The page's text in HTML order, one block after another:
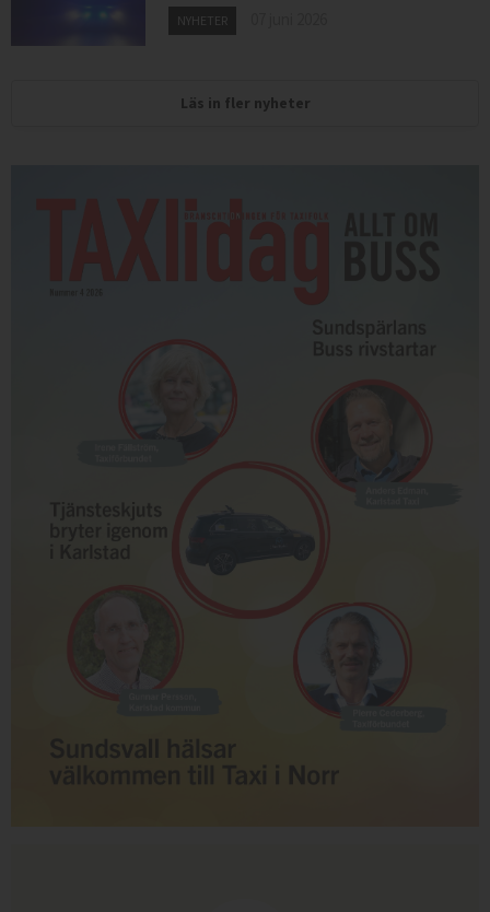
NYHETER
Läs in fler nyheter